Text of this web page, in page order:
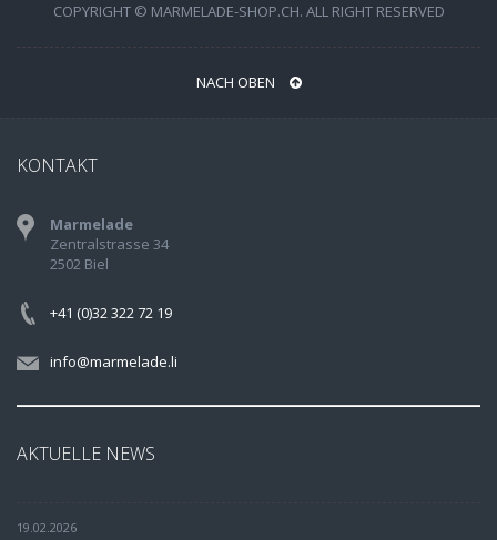
COPYRIGHT © MARMELADE-SHOP.CH. ALL RIGHT RESERVED
NACH OBEN
KONTAKT
Marmelade
Zentralstrasse 34
2502 Biel
+41 (0)32 322 72 19
info@marmelade.li
AKTUELLE NEWS
19.02.2026